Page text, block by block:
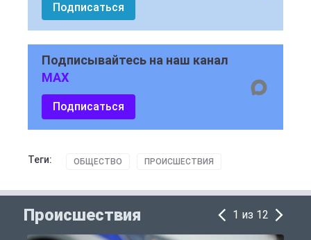
Подписаться
Подписывайтесь на наш канал
MAX
Подписаться
Теги: ОБЩЕСТВО ПРОИСШЕСТВИЯ
Происшествия 1 из 12